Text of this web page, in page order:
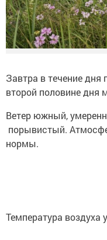
Завтра в течение дня
второй половине дня
Ветер южный,
порывистый.
нормы.
Температура воздуха